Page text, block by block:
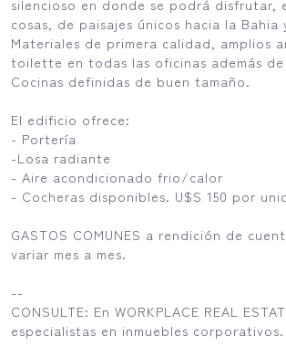
silencioso en donde se podrá disfrutar,
cosas, de paisajes únicos hacia la Bahia
Materiales de primera calidad, amplios
toilette en todas las oficinas además
Cocinas definidas de buen tamaño.
El edificio ofrece:
- Portería
-Losa radiante
- Aire acondicionado frio/calor
- Cocheras disponibles. U$S 150 por
GASTOS COMUNES a rendición de
variar mes a mes.
--
CONSULTE: En WORKPLACE REAL
especialistas en inmuebles corporativos.